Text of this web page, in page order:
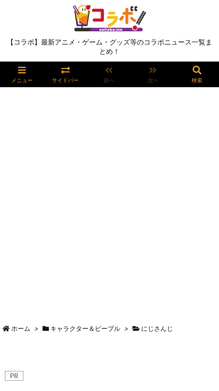
【コラボ】最新アニメ・ゲーム・グッズ等のコラボニュース一覧ま
とめ！
メニュー サイドバー 前へ 次へ 検索
ホーム > キャラクター＆ピープル > にじさんじ